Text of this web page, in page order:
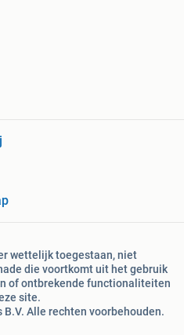
wettelijk toegestaan, niet
die voortkomt uit het gebruik
of ontbrekende functionaliteiten
site.
Alle rechten voorbehouden.